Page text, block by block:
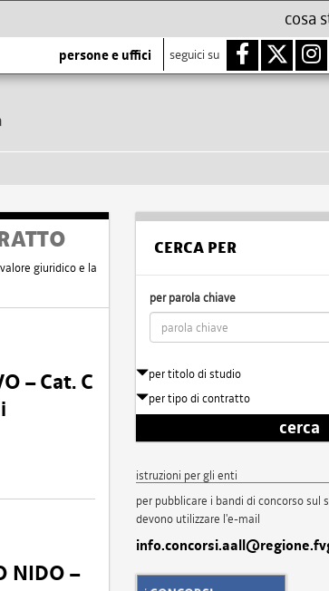
persone e uffici seguici su
giuridico e la
– Cat. C
NIDO –
CERCA PER
per parola chiave
per titolo di studio
per tipo di contratto
cerca
istruzioni per gli enti
per pubblicare i bandi di concorso sul
devono utilizzare l'e-mail